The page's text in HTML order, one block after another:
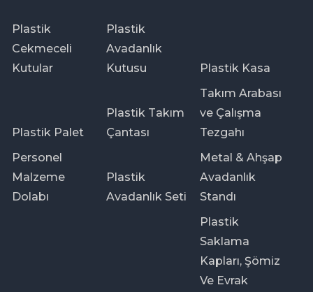
Plastik
Cekmeceli
Kutular
Plastik
Avadanlık
Kutusu
Plastik Kasa
Plastik Palet
Plastik Takım
Çantası
Takım Arabası
ve Çalışma
Tezgahı
Personel
Malzeme
Dolabı
Plastik
Avadanlık Seti
Metal & Ahşap
Avadanlık
Standı
Plastik
Saklama
Kapları, Şömiz
Ve Evrak